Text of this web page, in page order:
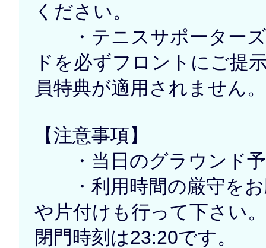
ください。
・テニスサポーターズ
ドを必ずフロントにご提
員特典が適用されません。
【注意事項】
・当日のグラウンド
・利用時間の厳守をお
や片付けも行って下さい
閉門時刻は23:20です。